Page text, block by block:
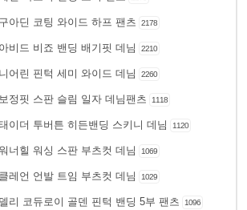
아딘 코팅 와이드 하프 팬츠 2178
비드 비죠 밴딩 배기핏 데님 2210
어린 핀턱 세미 와이드 데님 2260
정핏 스판 슬림 일자 데님팬츠 1118
이더 투버튼 히든밴딩 스키니 데님 1120
너힐 워싱 스판 부츠컷 데님 1069
레언 언발 트임 부츠컷 데님 1029
리 코듀로이 골덴 핀턱 밴딩 5부 팬츠 1096